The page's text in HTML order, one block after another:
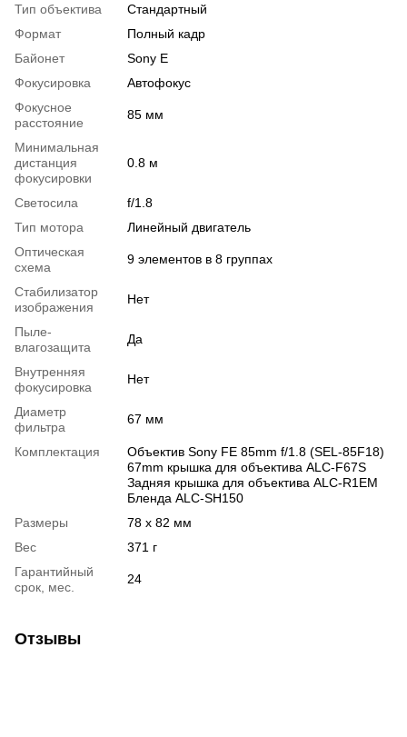
Тип объектива
Стандартный
Формат
Полный кадр
Байонет
Sony E
Фокусировка
Автофокус
Фокусное
расстояние
85 мм
Минимальная
дистанция
фокусировки
0.8 м
Светосила
f/1.8
Тип мотора
Линейный двигатель
Оптическая
схема
9 элементов в 8 группах
Стабилизатор
изображения
Нет
Пыле-
влагозащита
Да
Внутренняя
фокусировка
Нет
Диаметр
фильтра
67 мм
Комплектация
Объектив Sony FE 85mm f/1.8 (SEL-85F18)
67mm крышка для объектива ALC-F67S
Задняя крышка для объектива ALC-R1EM
Бленда ALC-SH150
Размеры
78 x 82 мм
Вес
371 г
Гарантийный
срок, мес.
24
Отзывы